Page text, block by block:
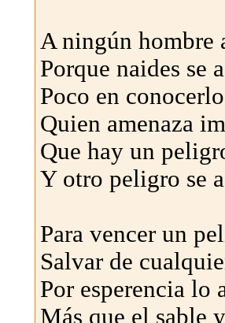
A ningún hombre
Porque naides se
Poco en
Quien amenaza
Que hay un
Y otro peligro se
Para vencer un
Salvar de
Por esperencia lo
Más que el sable